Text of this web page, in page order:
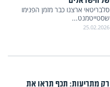
סלבריטאי ארצנו כבר מזמן הפנימו
שסטייטמנט...
25.02.2026
רק מתריעות: תכף תראו את